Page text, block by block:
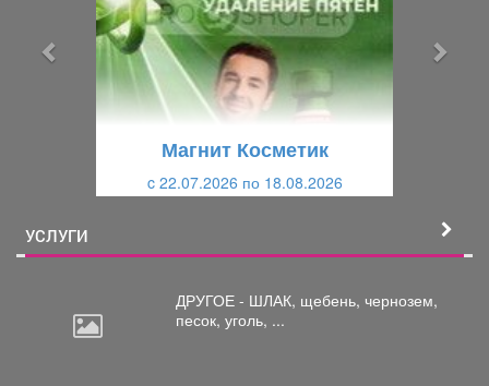
Магнит Косметик
c 22.07.2026 по 18.08.2026
УСЛУГИ
ДРУГОЕ - ШЛАК, щебень, чернозем,
песок, уголь, ...